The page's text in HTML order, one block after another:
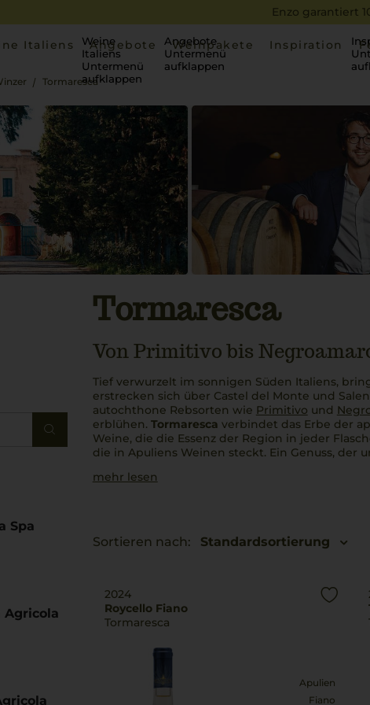
Enzo garantiert
Italiens
Weine
Italiens
Untermenü
aufklappen
Angebote
Angebote
Untermenü
aufklappen
Weinpakete Inspiration
Tormaresca
Spa
Agricola
Tormaresca
Von Primitivo bis
Tief verwurzelt im sonnigen Süden Italiens,
erstrecken sich über Castel del Monte und
autochthone Rebsorten wie Primitivo und
erblühen. Tormaresca verbindet das Erbe der
Weine, die die Essenz der Region in jeder
die in Apuliens Weinen steckt. Ein Genuss, der
mehr lesen
Sortieren nach: Standardsortierung
2024
Roycello Fiano
Tormaresca
Apulien
Fiano